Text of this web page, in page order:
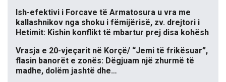
Ish-efektivi i Forcave të Armatosura u vra me
kallashnikov nga shoku i fëmijërisë, zv. drejtori i
Hetimit: Kishin konflikt të mbartur prej disa kohësh
Vrasja e 20-vjeçarit në Korçë/ “Jemi të frikësuar”,
flasin banorët e zonës: Dëgjuam një zhurmë të
madhe, dolëm jashtë dhe…